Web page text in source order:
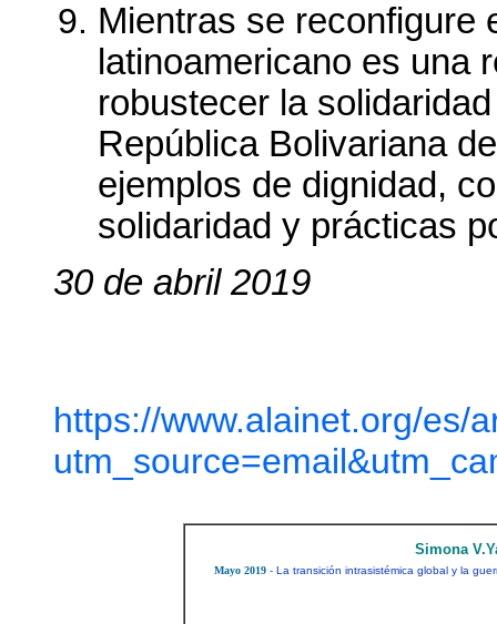
Mientras se reconfigure
latinoamericano es una
robustecer la
República Bolivariana
ejemplos de dignidad,
solidaridad y prácticas
30 de abril 2019
https://www.alainet.org/es/